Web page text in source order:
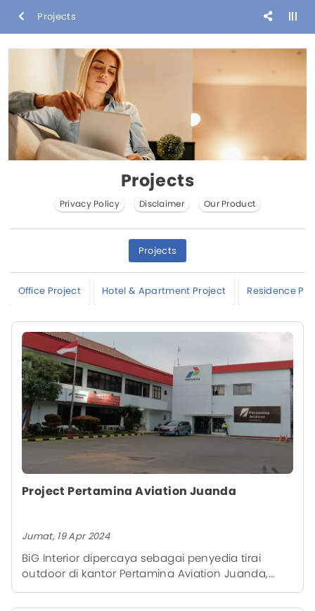
Projects
Projects
Privacy Policy Disclaimer Our Product
Projects
Office Project Hotel & Apartment Project Residence
Project Pertamina Aviation Juanda
Jumat, 19 Apr 2024
BiG Interior dipercaya sebagai penyedia tirai
outdoor di kantor Pertamina Aviation Juanda,
Sidoarjo. Tirai outdoor ini bisa melindungi dari
tempias air hujan dan terik matahari.